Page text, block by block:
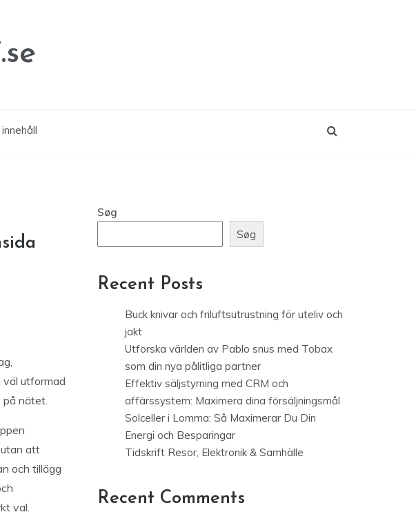
väl utformad
på nätet.
utan att
och tillägg
val.
Søg
Søg
Recent Posts
Buck knivar och friluftsutrustning för uteliv och
jakt
Utforska världen av Pablo snus med Tobax
som din nya pålitliga partner
Effektiv säljstyrning med CRM och
affärssystem: Maximera dina försäljningsmål
Solceller i Lomma: Så Maximerar Du Din
Energi och Besparingar
Tidskrift Resor, Elektronik & Samhälle
Recent Comments